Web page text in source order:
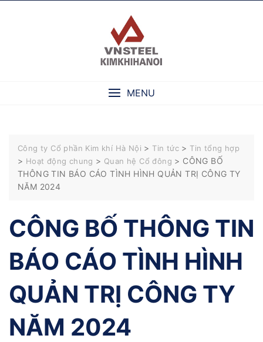
MENU
Công ty Cổ phần Kim khí Hà Nội > Tin tức > Tin tổng hợp
> Hoạt động chung > Quan hệ Cổ đông > CÔNG BỐ
THÔNG TIN BÁO CÁO TÌNH HÌNH QUẢN TRỊ CÔNG TY
NĂM 2024
CÔNG BỐ THÔNG TIN
BÁO CÁO TÌNH HÌNH
QUẢN TRỊ CÔNG TY
NĂM 2024